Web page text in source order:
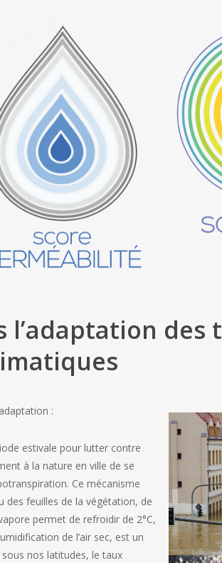
l’adaptation
:
estivale pour lutter contre
à la nature en ville de se
Ce mécanisme
des feuilles de la végétation, de
permet de refroidir de 2°C,
de l’air sec, est un
nos latitudes, le taux